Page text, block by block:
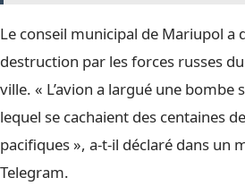
Le conseil municipal de Mariupol a
destruction par les forces russes
ville. « L’avion a largué une
lequel se cachaient des centaines
pacifiques », a-t-il déclaré dans un
Telegram.